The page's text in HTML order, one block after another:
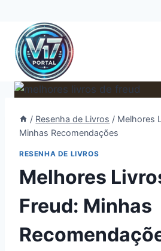
Pular
para
Conteúdo
/ Resenha de Livros / Melhores
Minhas Recomendações
RESENHA DE LIVROS
Melhores
Freud: Minhas